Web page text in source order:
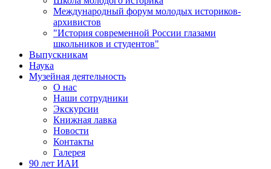
Международный форум молодых историков-
архивистов
"История современной России глазами
школьников и студентов"
Выпускникам
Наука
Музейная деятельность
О нас
Наши сотрудники
Экскурсии
Книжная лавка
Новости
Контакты
Галерея
90 лет ИАИ